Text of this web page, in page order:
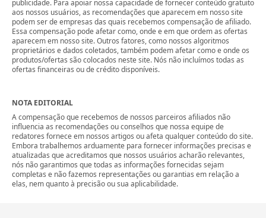
publicidade. Para apoiar nossa capacidade de fornecer conteúdo gratuito
aos nossos usuários, as recomendações que aparecem em nosso site
podem ser de empresas das quais recebemos compensação de afiliado.
Essa compensação pode afetar como, onde e em que ordem as ofertas
aparecem em nosso site. Outros fatores, como nossos algoritmos
proprietários e dados coletados, também podem afetar como e onde os
produtos/ofertas são colocados neste site. Nós não incluímos todas as
ofertas financeiras ou de crédito disponíveis.
NOTA EDITORIAL
A compensação que recebemos de nossos parceiros afiliados não
influencia as recomendações ou conselhos que nossa equipe de
redatores fornece em nossos artigos ou afeta qualquer conteúdo do site.
Embora trabalhemos arduamente para fornecer informações precisas e
atualizadas que acreditamos que nossos usuários acharão relevantes,
nós não garantimos que todas as informações fornecidas sejam
completas e não fazemos representações ou garantias em relação a
elas, nem quanto à precisão ou sua aplicabilidade.